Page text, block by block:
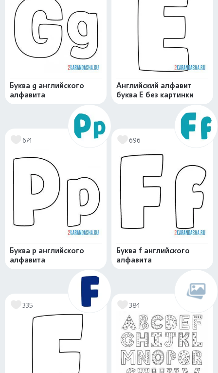
Буква g английского
алфавита
Английский алфавит
буква E без картинки
674
Буква p английского
алфавита
696
Буква f английского
алфавита
335 384